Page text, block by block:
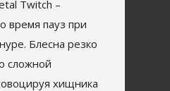
Twitch –
время пауз при
Блесна резко
сложной
хищника